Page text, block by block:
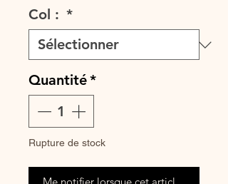
Col : *
Quantité*
Rupture de stock